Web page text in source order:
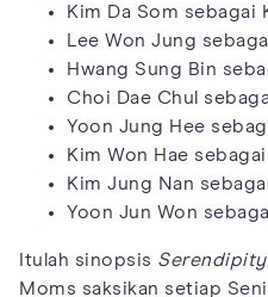
Kim Da Som sebagai
Lee Won Jung
Hwang Sung Bin
Choi Dae Chul
Yoon Jung Hee
Kim Won Hae
Kim Jung Nan
Yoon Jun Won
Itulah sinopsis
Moms saksikan setiap